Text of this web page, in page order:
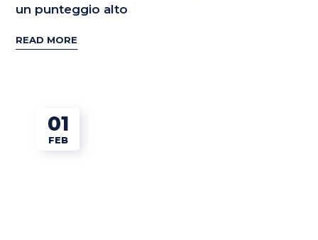
un punteggio alto
READ MORE
01
FEB